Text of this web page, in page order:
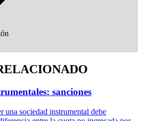
sanciones
una sociedad instrumental debe